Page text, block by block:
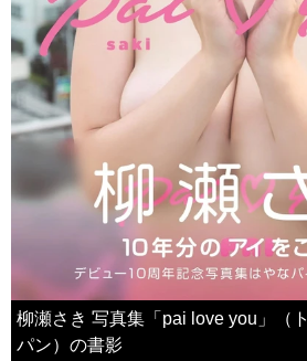
柳瀬さき 写真集「pai love you」（
パン）の書影